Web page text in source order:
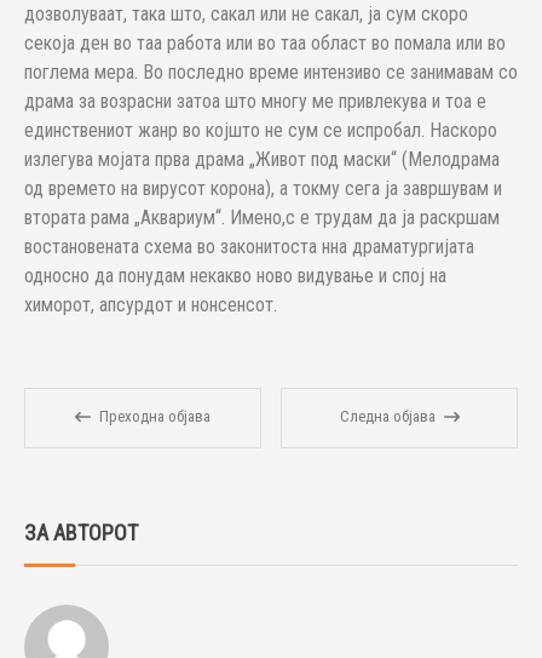
дозволуваат, така што, сакал или не сакал, ја сум скоро
секоја ден во таа работа или во таа област во помала или во
поглема мера. Во последно време интензиво се занимавам со
драма за возрасни затоа што многу ме привлекува и тоа е
единствениот жанр во којшто не сум се испробал. Наскоро
излегува мојата прва драма „Живот под маски“ (Мелодрама
од времето на вирусот корона), а токму сега ја завршувам и
втората рама „Аквариум“. Имено,с е трудам да ја раскршам
востановената схема во законитоста нна драматургијата
односно да понудам некакво ново видување и спој на
химорот, апсурдот и нонсенсот.
Преходна објава Следна објава
ЗА АВТОРОТ